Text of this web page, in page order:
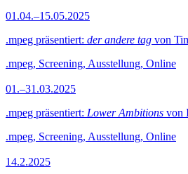
01.04.–15.05.2025
.mpeg präsentiert: der andere tag von
.mpeg, Screening, Ausstellung, Online
01.–31.03.2025
.mpeg präsentiert: Lower Ambitions von
.mpeg, Screening, Ausstellung, Online
14.2.2025